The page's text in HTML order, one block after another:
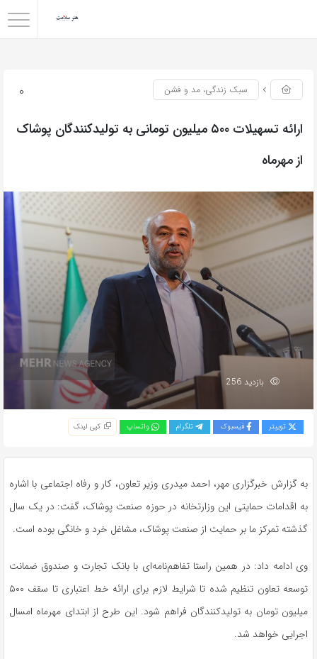
0 سبک زندگی، مد و فشن
ارائه تسهیلات ۵۰۰ میلیون تومانی به تولیدکنندگان پوشاک
از مهرماه
بازدید 256
توییتر فیسبوک تلگرام واتساپ کپی لینک
به گزارش خبرگزاری مهر، احمد میدری وزیر تعاون، کار و رفاه اجتماعی با اشاره
به اقدامات حمایتی این وزارتخانه در حوزه صنعت پوشاک، گفت: در یک سال
گذشته تمرکز ما بر حمایت از صنعت پوشاک، مشاغل خرد و خانگی بوده است.
وی ادامه داد: در همین راستا تفاهم‌نامه‌ای با بانک تجارت و صندوق ضمانت
توسعه تعاون تنظیم شده تا شرایط لازم برای ارائه خط اعتباری تا سقف ۵۰۰
میلیون تومان به تولیدکنندگان فراهم شود. این طرح از ابتدای مهرماه امسال
اجرایی خواهد شد.